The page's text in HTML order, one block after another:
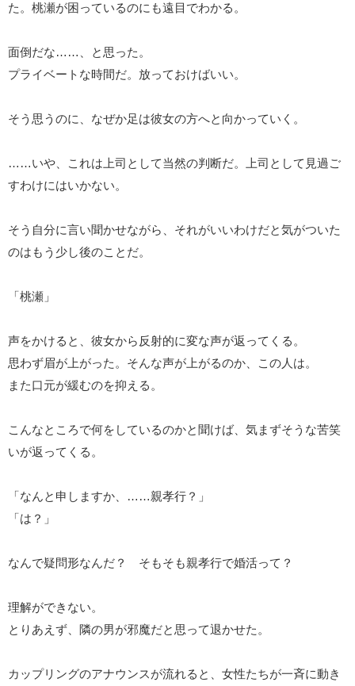
た。桃瀬が困っているのにも遠目でわかる。
面倒だな……、と思った。
プライベートな時間だ。放っておけばいい。
そう思うのに、なぜか足は彼女の方へと向かっていく。
……いや、これは上司として当然の判断だ。上司として見過ご
すわけにはいかない。
そう自分に言い聞かせながら、それがいいわけだと気がついた
のはもう少し後のことだ。
「桃瀬」
声をかけると、彼女から反射的に変な声が返ってくる。
思わず眉が上がった。そんな声が上がるのか、この人は。
また口元が緩むのを抑える。
こんなところで何をしているのかと聞けば、気まずそうな苦笑
いが返ってくる。
「なんと申しますか、……親孝行？」
「は？」
なんで疑問形なんだ？ そもそも親孝行で婚活って？
理解ができない。
とりあえず、隣の男が邪魔だと思って退かせた。
カップリングのアナウンスが流れると、女性たちが一斉に動き